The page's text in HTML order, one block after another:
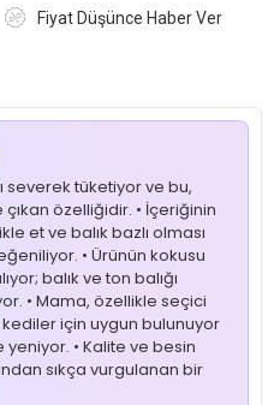
Fiyat Düşünce Haber Ver
severek tüketiyor ve bu,
özelliğidir. • İçeriğinin
et ve balık bazlı olması
• Ürünün kokusu
balık ve ton balığı
• Mama, özellikle seçici
kediler için uygun bulunuyor
• Kalite ve besin
sıkça vurgulanan bir